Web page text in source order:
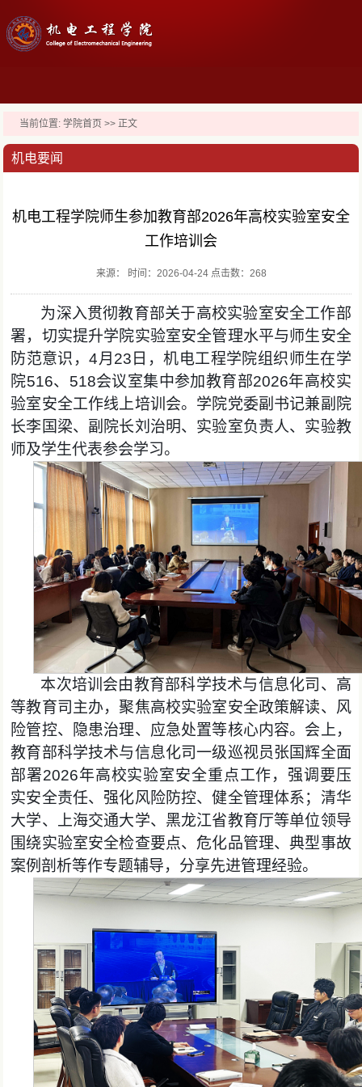
当前位置:学院首页 >> 正文
机电要闻
机电工程学院师生参加教育部2026年高校实验室安全
工作培训会
来源： 时间：2026-04-24 点击数： 268
为深入贯彻教育部关于高校实验室安全工作部
署，切实提升学院实验室安全管理水平与师生安全
防范意识，4月23日，机电工程学院组织师生在学
院516、518会议室集中参加教育部2026年高校实
验室安全工作线上培训会。学院党委副书记兼副院
长李国梁、副院长刘治明、实验室负责人、实验教
师及学生代表参会学习。
本次培训会由教育部科学技术与信息化司、高
等教育司主办，聚焦高校实验室安全政策解读、风
险管控、隐患治理、应急处置等核心内容。 会上，
教育部科学技术与信息化司一级巡视员张国辉全面
部署2026年高校实验室安全重点工作，强调要压
实安全责任、强化风险防控、健全管理体系；清华
大学、上海交通大学、黑龙江省教育厅等单位领导
围绕实验室安全检查要点、危化品管理、典型事故
案例剖析等作专题辅导，分享先进管理经验。